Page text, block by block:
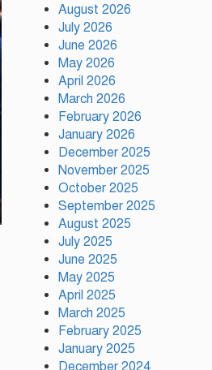
তামীরুল
August 2026
July 2026
June 2026
May 2026
April 2026
March 2026
February 2026
January 2026
December 2025
November 2025
October 2025
September 2025
August 2025
July 2025
June 2025
May 2025
April 2025
March 2025
February 2025
January 2025
December 2024